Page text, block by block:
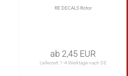
RE DECALS Rotor
ab 2,45 EUR
Lieferzeit: 1-4 Werktage nach DE